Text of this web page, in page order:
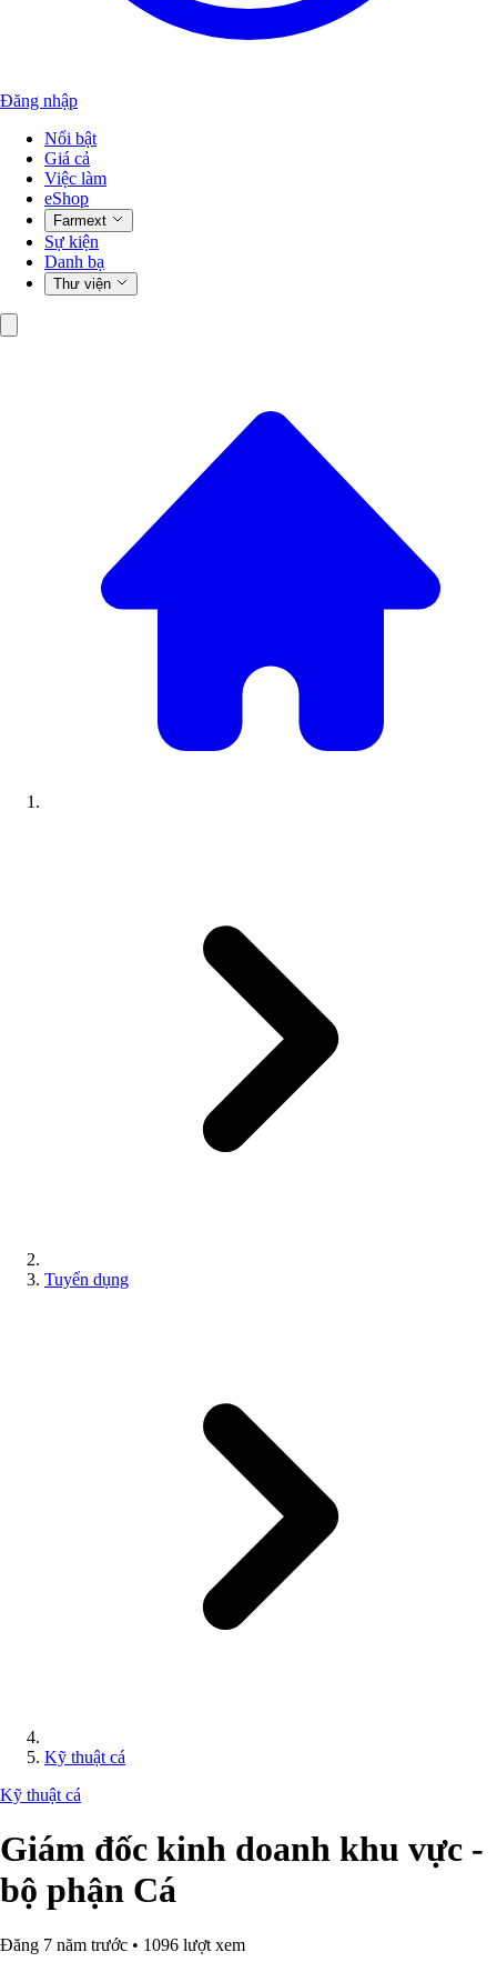
Đăng nhập
Nổi bật
Giá cả
Việc làm
eShop
Farmext
Sự kiện
Danh bạ
Thư viện
Tuyển dụng
Kỹ thuật cá
Kỹ thuật cá
Giám đốc kinh doanh khu vực -
bộ phận Cá
Đăng 7 năm trước • 1096 lượt xem